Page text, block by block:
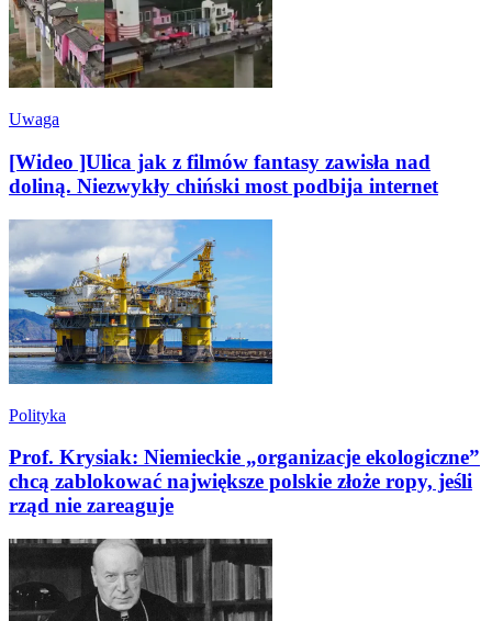
Uwaga
[Wideo ]Ulica jak z filmów fantasy zawisła nad
doliną. Niezwykły chiński most podbija internet
Polityka
Prof. Krysiak: Niemieckie „organizacje ekologiczne”
chcą zablokować największe polskie złoże ropy, jeśli
rząd nie zareaguje